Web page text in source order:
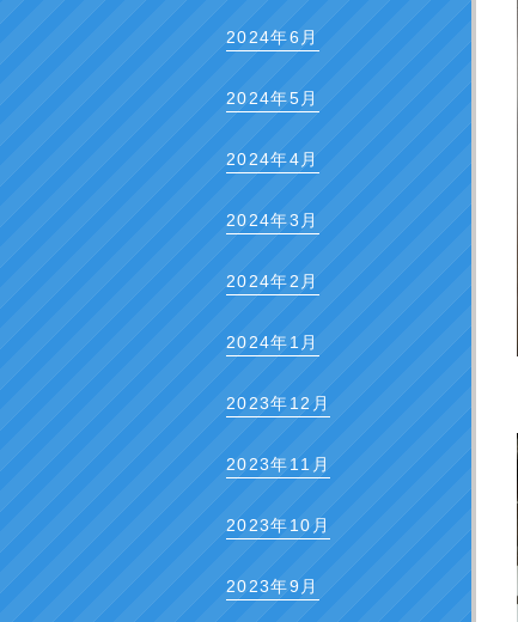
2024年6月
2024年5月
2024年4月
2024年3月
2024年2月
2024年1月
2023年12月
2023年11月
2023年10月
2023年9月